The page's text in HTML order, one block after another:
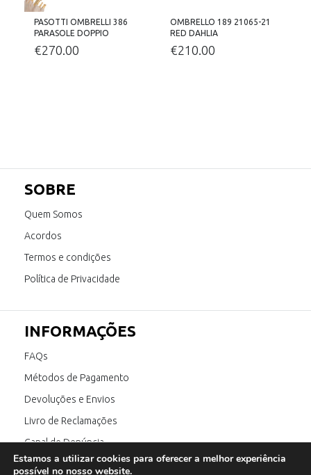
PASOTTI OMBRELLI 386
PARASOLE DOPPIO
€270.00
OMBRELLO 189 21065-21
RED DAHLIA
€210.00
SOBRE
Quem Somos
Acordos
Termos e condições
Política de Privacidade
INFORMAÇÕES
FAQs
Métodos de Pagamento
Devoluções e Envios
Livro de Reclamações
Canal de Denúncia
Estamos a utilizar cookies para oferecer a melhor experiência
possível no nosso website.